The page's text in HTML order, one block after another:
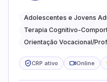
autoestima,
profissional
Adolescentes e Jovens
Terapia Cognitivo-
Orientação Vocacional/
CRP ativo Online